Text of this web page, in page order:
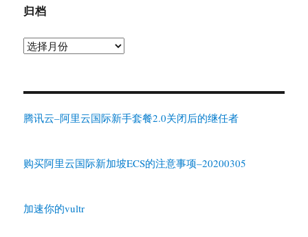
归档
归
腾讯云–阿里云国际新手套餐2.0关闭后的继任者
购买阿里云国际新加坡ECS的注意事项–20200305
加速你的vultr